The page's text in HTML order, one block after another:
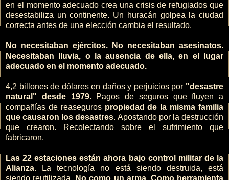
en el momento adecuado crea una crisis de refugiados que
desestabiliza un continente. Un huracán golpea la ciudad
correcta antes de una elección cambia el resultado.
No necesitaban ejércitos. No necesitaban asesinatos.
Necesitaban lluvia, o la ausencia de ella, en el lugar
adecuado en el momento adecuado.
4,2 billones de dólares en daños y perjuicios por "desastre
natural" desde 1979. Pagos de seguros que fluyen a
compañías de reasegurospropiedad de la misma familia
que causaron los desastres. Apostando por la destrucción
que crearon. Recolectando sobre el sufrimiento que
fabricaron.
Las 22 estaciones están ahora bajo control militar de la
Alianza. La tecnología no está siendo destruida, está